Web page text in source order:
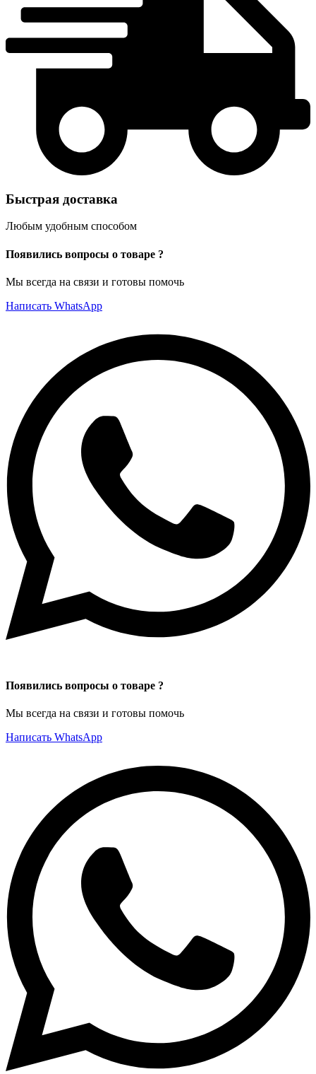
Быстрая доставка
Любым удобным способом
Появились вопросы о товаре ?
Мы всегда на связи и готовы помочь
Написать WhatsApp
Появились вопросы о товаре ?
Мы всегда на связи и готовы помочь
Написать WhatsApp